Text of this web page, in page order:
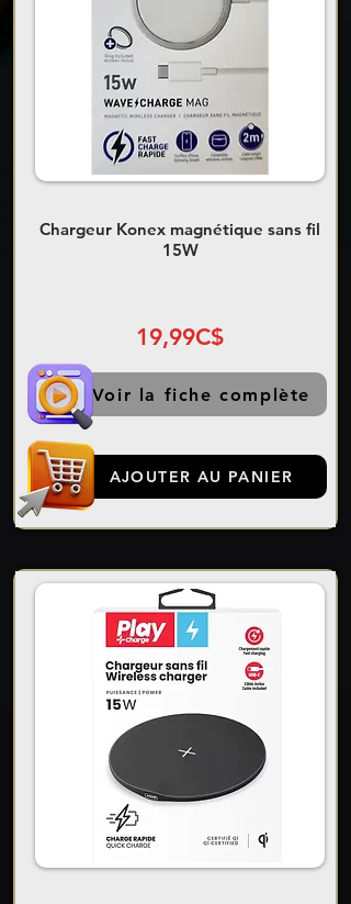
Chargeur Konex magnétique sans fil
15W
19,99C$
Voir la fiche complète
AJOUTER AU PANIER